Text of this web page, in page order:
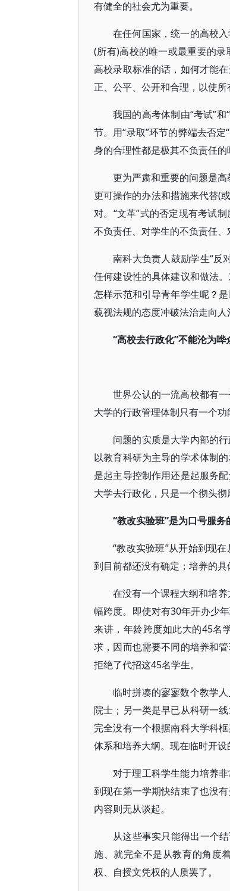
有健全的社会尤为重要。
在任何国家，统一的高校
(所有)高校的唯一或最重要的
高校录取标准的话，如何才能
正、公平、公开和合理，以使
我国的高考体制由“考试”
节。用“录取”环节的弊端去否
身的合理性都是极其不负责任的
更为严肃和重要的问题是高
更可操作的办法和措施来代替(
对。“文革”式的否定现有考试
不负责任、对学生的不负责任、
南科大负责人鼓励学生“反
任何建设性的具体建议和做法
怎样示范和引导青年学生呢？
藐视法规的态度冲破法治走向
“高校去行政化”不能沦为
世界公认的一流高校都有
大学的行政管理体制只有一个功
问题的实质是大学内部的
以教育科研为主导的学术体制
是起主导控制作用还是起服务
大学去行政化，只是一个彻头彻
“教改实验班”是为口号服务
“教改实验班”从开始到现
到目前都还没有确定；培养的具
在没有一个课程大纲和培
幅跨度。即使对有30年开办少
来讲，年龄跨度如此大的45名
求，因而也需要不同的培养和
拒绝了代招这45名学生。
临时拼凑的寥寥数个教学
院士；另一类是早已从科研一
完全没有一个根据南科大学科
体系和培养大纲。现在临时开
对于理工科学生能力培养
到现在第一学期快结束了也没
内容则无从谈起。
从这些事实只能得出一个
施、就完全不是从教育的角度
权、自授文凭权的人质罢了。